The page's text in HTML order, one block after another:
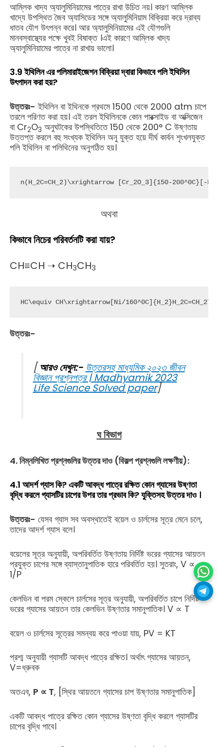
আম্লিক খাদ্য অ্যালুমিনিয়ামের পাত্রে রাখা উচিত নয়। কারণ আম্লিক
খাদ্যে উপস্থিত জৈব অ্যাসিডের সঙ্গে অ্যালুমিনিয়াম বিক্রিয়া করে দ্রাব্য
ধাতব যৌগ উৎপন্ন করে। আর অ্যালুমিনিয়ামের এই যৌগগুলি
মানবস্বাস্থ্যের পক্ষে খুবই বিষাক্ত ।এই কারণে আম্লিক খাদ্য
অ্যালুমিনিয়ামের পাত্রে না রাখায় ভালো।
3.9 ইথিলিন এর পলিমারাইজেশন বিক্রিয়া দ্বারা কিভাবে পলি ইথিলিন
উৎপাদন করা হয়?
উত্তরঃ- ইথিলিন বা ইথিনকে প্রথমে 1500 থেকে 2000 atm চাপে
তরলে পরিণত করা হয়। এই তরল ইথিলিনকে কোন পারক্সাইড বা অক্সিজেন
বা Cr2O3 অনুঘটকের উপস্থিতিতে 150 থেকে 200° C উষ্ণতায়
উত্তপ্ত করলে বহু সংখ্যক ইথিলিন অনু যুক্ত হয়ে দীর্ঘ কার্বন শৃংখলযুক্ত
পলি ইথিলিন বা পলিথিনের অনুগঠিত হয়।
n(H_2C=CH_2)\xrightarrow [Cr_2O_3]{150-200^0C}[-
অথবা
কিভাবে নিচের পরিবর্তনটি করা যায়?
CH≡CH ➝ CH3CH3
HC\equiv CH\xrightarrow[Ni/
উত্তরঃ-
[ আরও দেখুন:- উত্তরসহ মাধ্যমিক ২০২৩ জীবন
বিজ্ঞান প্রশ্নপত্র | Madhyamik 2023
Life Science Solved paper]
ঘ বিভাগ
4. নিম্নলিখিত প্রশ্নগুলির উত্তর দাও (বিকল্প প্রশ্নগুলি লক্ষণীয়):
4.1 আদর্শ গ্যাস কি? একটি আবদ্ধ পাত্রে রক্ষিত কোন গ্যাসের উষ্ণতা
বৃদ্ধি করলে গ্যাসটির চাপের উপর তার প্রভাব কি? যুক্তিসহ উত্তর দাও ।
উত্তরঃ- যেসব গ্যাস সব অবস্থাতেই বয়েল ও চার্লসের সূত্র মেনে চলে,
তাদের আদর্শ গ্যাস বলে।
বয়েলের সূত্র অনুযায়ী, অপরিবর্তিত উষ্ণতায় নির্দিষ্ট ভরের গ্যাসের আয়তন
প্রযুক্ত চাপের সঙ্গে ব্যাস্তানুপাতিক হারে পরিবর্তিত হয়। সুতরাং, V ∝
1/P
কেলভিন বা পরম স্কেলে চার্লসের সূত্র অনুযায়ী, অপরিবর্তিত চাপে নির্দিষ্ট
ভরের গ্যাসের আয়তন তার কেলভিন উষ্ণতার সমানুপাতিক। V ∝ T
বয়েল ও চার্লসের সূত্রের সমন্বয় করে পাওয়া যায়, PV = KT
প্রশ্ম অনুযায়ী গ্যাসটি আবদ্ধ পাত্রে রক্ষিত। অর্থাৎ গ্যাসের আয়তন,
V=ধ্রুবক
অতএব, P ∝ T, [স্থির আয়তনে গ্যাসের চাপ উষ্ণতার সমানুপাতিক]
একটি আবদ্ধ পাত্রে রক্ষিত কোন গ্যাসের উষ্ণতা বৃদ্ধি করলে গ্যাসটির
চাপের বৃদ্ধি পাবে।